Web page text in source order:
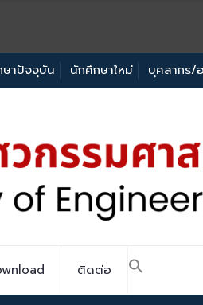
าปัจจุบัน นักศึกษาใหม่ บุคลากร/
ติดต่อ